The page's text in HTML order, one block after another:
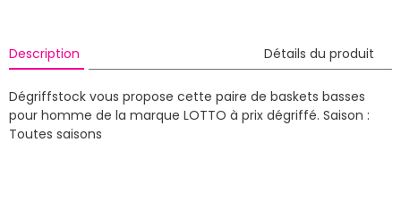
Description Détails du produit
Dégriffstock vous propose cette paire de baskets basses
pour homme de la marque LOTTO à prix dégriffé. Saison :
Toutes saisons